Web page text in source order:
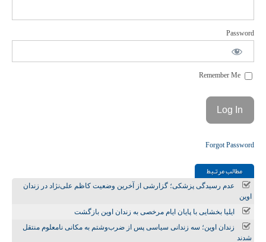
Password
Forgot Password
مطالب مرتـبط
عدم رسیدگی پزشکی؛ گزارشی از آخرین وضعیت کاظم علی‌نژاد در زندان
اوین
ایلیا بخشایی با پایان ایام مرخصی به زندان اوین بازگشت
زندان اوین؛ سه زندانی سیاسی پس از ضرب‌وشتم به مکانی نامعلوم منتقل
شدند